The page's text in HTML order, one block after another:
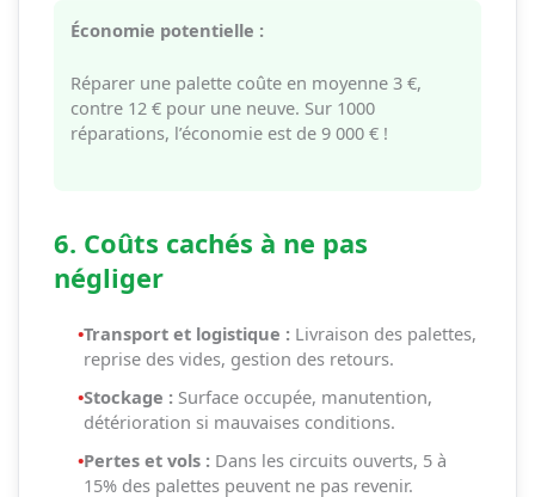
Économie potentielle :
Réparer une palette coûte en moyenne 3 €,
contre 12 € pour une neuve. Sur 1000
réparations, l’économie est de 9 000 € !
6. Coûts cachés à ne pas
négliger
•Transport et logistique :Livraison des palettes,
reprise des vides, gestion des retours.
•Stockage :Surface occupée, manutention,
détérioration si mauvaises conditions.
•Pertes et vols :Dans les circuits ouverts, 5 à
15% des palettes peuvent ne pas revenir.